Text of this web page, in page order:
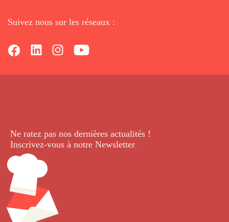
Suivez nous sur les réseaux :
Ne ratez pas nos dernières actualités !
Inscrivez-vous à notre Newsletter.